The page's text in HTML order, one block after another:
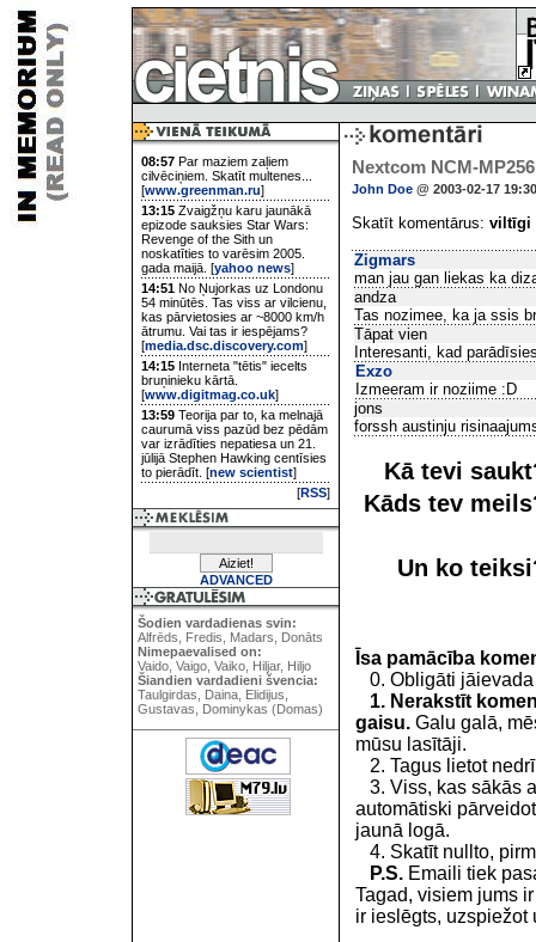
08:57 Par maziem zaļiem
cilvēciņiem. Skatīt multenes...
[www.greenman.ru]
13:15 Zvaigžņu karu jaunākā
epizode sauksies Star Wars:
Revenge of the Sith un
noskatīties to varēsim 2005.
gada maijā. [yahoo news]
14:51 No Ņujorkas uz Londonu
54 minūtēs. Tas viss ar vilcienu,
kas pārvietosies ar ~8000 km/h
ātrumu. Vai tas ir iespējams?
[media.dsc.discovery.com]
14:15 Interneta "tētis" iecelts
bruņinieku kārtā.
[www.digitmag.co.uk]
13:59 Teorija par to, ka melnajā
caurumā viss pazūd bez pēdām
var izrādīties nepatiesa un 21.
jūlijā Stephen Hawking centīsies
to pierādīt. [new scientist]
[RSS]
ADVANCED
Šodien vardadienas svin:
Alfrēds, Fredis, Madars, Donāts
Nimepaevalised on:
Vaido, Vaigo, Vaiko, Hiljar, Hiljo
Šiandien vardadieni švencia:
Taulgirdas, Daina, Elidijus,
Gustavas, Dominykas (Domas)
Nextcom NCM-
John Doe @ 2003-02-17 19:30
Skatīt komentārus: viltīgi
Zigmars
man jau gan liekas ka
andza
Tas nozimee, ka ja ssis
Tāpat vien
Interesanti, kad
Exzo
Izmeeram ir noziime :D
jons
forssh austinju
Kā tevi
Kāds tev
Un ko
Īsa pamācība
0. Obligāti jāievada
1. Nerakstīt
gaisu. Galu galā,
mūsu lasītāji.
2. Tagus lietot
3. Viss, kas sākās
automātiski
jaunā logā.
4. Skatīt nullto,
P.S. Emaili tiek
Tagad, visiem jums
ir ieslēgts, uzspiežot